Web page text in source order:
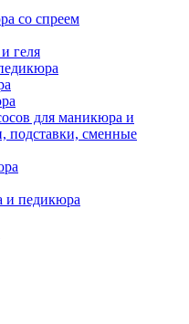
со спреем
геля
для маникюра и
подставки, сменные
и педикюра